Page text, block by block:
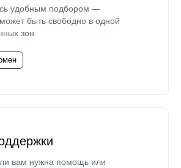
удобным подбором —
быть свободно в одной
зон.
вам нужна помощь или